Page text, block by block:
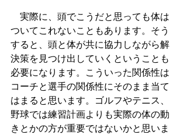
実際に、頭でこうだと思っても体は
ついてこれないこともあります。そう
すると、頭と体が共に協力しながら解
決策を見つけ出していくということも
必要になります。こういった関係性は
コーチと選手の関係性にそのまま当て
はまると思います。ゴルフやテニス、
野球では練習計画よりも実際の体の動
きとかの方が重要ではないかと思いま